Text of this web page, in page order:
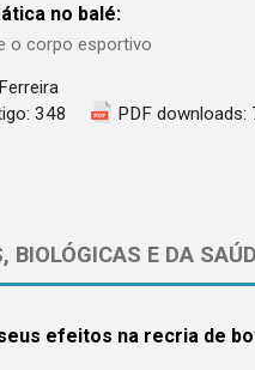
no balé:
o corpo esportivo
348
PDF downloads:
BIOLÓGICAS E DA
efeitos na recria de